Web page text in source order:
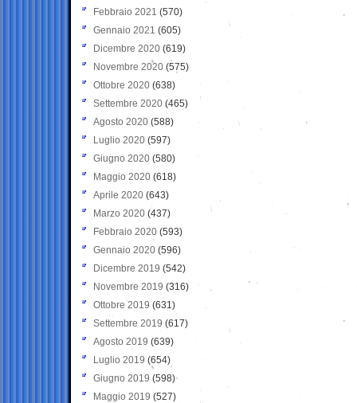
Febbraio 2021 (570)
Gennaio 2021 (605)
Dicembre 2020 (619)
Novembre 2020 (575)
Ottobre 2020 (638)
Settembre 2020(465)
Agosto 2020 (588)
Luglio 2020 (597)
Giugno 2020 (580)
Maggio 2020 (618)
Aprile 2020 (643)
Marzo 2020 (437)
Febbraio 2020 (593)
Gennaio 2020 (596)
Dicembre 2019 (542)
Novembre 2019 (316)
Ottobre 2019 (631)
Settembre 2019 (617)
Agosto 2019 (639)
Luglio 2019 (654)
Giugno 2019 (598)
Maggio 2019 (527)